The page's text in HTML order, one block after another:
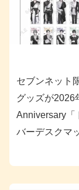
セブンネット
グッズが2026
Anniversary「
バーデスクマ